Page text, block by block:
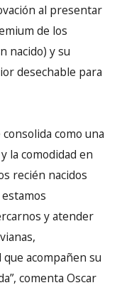
al presentar
de los
nacido) y su
desechable para
como una
la comodidad en
recién nacidos
estamos
y atender
acompañen su
comenta Oscar